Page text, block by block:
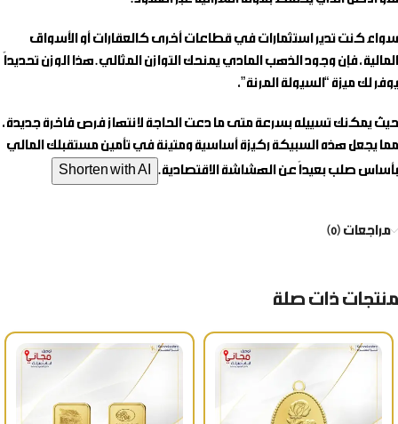
سواء كنت تدير استثمارات في قطاعات أخرى كالعقارات أو الأسواق
المالية، فإن وجود الذهب المادي يمنحك التوازن المثالي. هذا الوزن تحديداً
يوفر لك ميزة “السيولة المرنة”،
حيث يمكنك تسييله بسرعة متى ما دعت الحاجة لانتهاز فرص فاخرة جديدة،
مما يجعل هذه السبيكة ركيزة أساسية ومتينة في تأمين مستقبلك المالي
بأساس صلب بعيداً عن الهشاشة الاقتصادية.
Shorten with AI
مراجعات (0)
منتجات ذات صلة